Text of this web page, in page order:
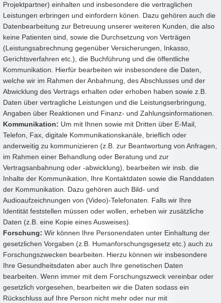
Projektpartner) einhalten und insbesondere die vertraglichen
Leistungen erbringen und einfordern könen. Dazu gehören auch die
Datenbearbeitung zur Betreuung unserer weiteren Kunden, die also
keine Patienten sind, sowie die Durchsetzung von Verträgen
(Leistungsabrechnung gegenüber Versicherungen, Inkasso,
Gerichtsverfahren etc.), die Buchführung und die öffentliche
Kommunikation. Hierfür bearbeiten wir insbesondere die Daten,
welche wir im Rahmen der Anbahnung, des Abschlusses und der
Abwicklung des Vertrags erhalten oder erhoben haben sowie z.B.
Daten über vertragliche Leistungen und die Leistungserbringung,
Angaben über Reaktionen und Finanz- und Zahlungsinformationen.
Kommunikation: Um mit Ihnen sowie mit Dritten über E-Mail,
Telefon, Fax, digitale Kommunikationskanäle, brieflich oder
anderweitig zu kommunizieren (z.B. zur Beantwortung von Anfragen,
im Rahmen einer Behandlung oder Beratung und zur
Vertragsanbahnung oder -abwicklung), bearbeiten wir insb. die
Inhalte der Kommunikation, Ihre Kontaktdaten sowie die Randdaten
der Kommunikation. Dazu gehören auch Bild- und
Audioaufzeichnungen von (Video)-Telefonaten. Falls wir Ihre
Identität feststellen müssen oder wollen, erheben wir zusätzliche
Daten (z.B. eine Kopie eines Ausweises).
Forschung: Wir können Ihre Personendaten unter Einhaltung der
gesetzlichen Vorgaben (z.B. Humanforschungsgesetz etc.) auch zu
Forschungszwecken bearbeiten. Hierzu können wir insbesondere
Ihre Gesundheitsdaten aber auch Ihre genetischen Daten
bearbeiten. Wenn immer mit dem Forschungszweck vereinbar oder
gesetzlich vorgesehen, bearbeiten wir die Daten sodass ein
Rückschluss auf Ihre Person nicht mehr oder nur mit